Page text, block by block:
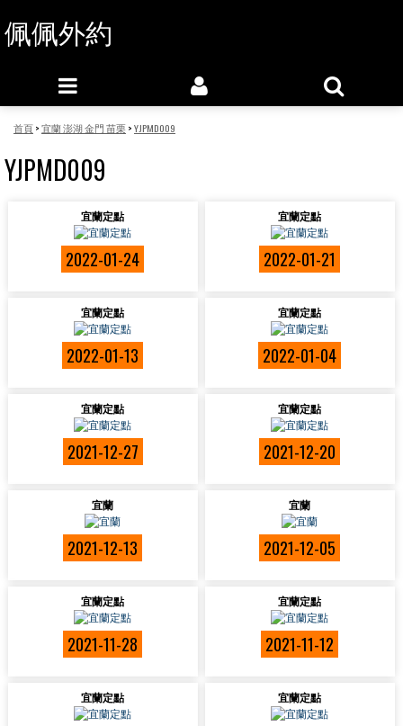
佩佩外約
首頁>宜蘭 澎湖 金門 苗栗>YJPMD009
YJPMD009
宜蘭定點
2022-01-24
宜蘭定點
2022-01-21
宜蘭定點
2022-01-13
宜蘭定點
2022-01-04
宜蘭定點
2021-12-27
宜蘭定點
2021-12-20
宜蘭
2021-12-13
宜蘭
2021-12-05
宜蘭定點
2021-11-28
宜蘭定點
2021-11-12
宜蘭定點 宜蘭定點